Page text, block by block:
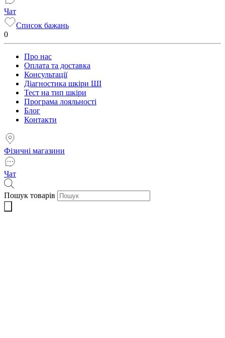
Чат
Список бажань
0
Про нас
Оплата та доставка
Консультації
Діагностика шкіри ШІ
Тест на тип шкіри
Програма лояльності
Блог
Контакти
Фізичні магазини
Чат
Пошук товарів